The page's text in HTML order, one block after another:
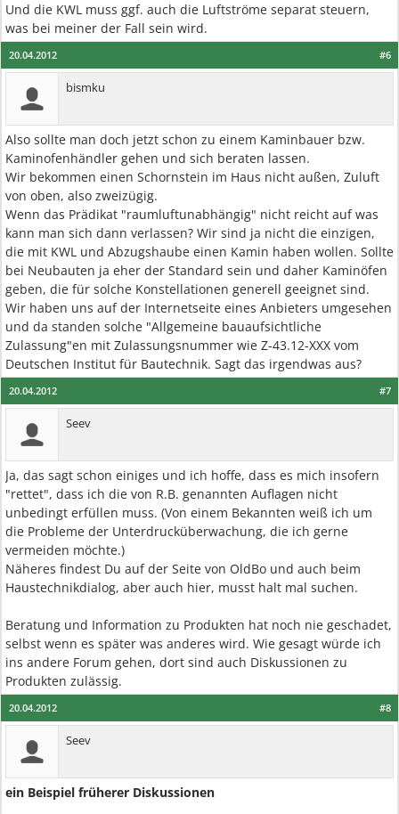
Und die KWL muss ggf. auch die Luftströme separat steuern,
was bei meiner der Fall sein wird.
#6
20.04.2012
bismku
Also sollte man doch jetzt schon zu einem Kaminbauer bzw.
Kaminofenhändler gehen und sich beraten lassen.
Wir bekommen einen Schornstein im Haus nicht außen, Zuluft
von oben, also zweizügig.
Wenn das Prädikat "raumluftunabhängig" nicht reicht auf was
kann man sich dann verlassen? Wir sind ja nicht die einzigen,
die mit KWL und Abzugshaube einen Kamin haben wollen. Sollte
bei Neubauten ja eher der Standard sein und daher Kaminöfen
geben, die für solche Konstellationen generell geeignet sind.
Wir haben uns auf der Internetseite eines Anbieters umgesehen
und da standen solche "Allgemeine bauaufsichtliche
Zulassung"en mit Zulassungsnummer wie Z-43.12-XXX vom
Deutschen Institut für Bautechnik. Sagt das irgendwas aus?
#7
20.04.2012
Seev
Ja, das sagt schon einiges und ich hoffe, dass es mich insofern
"rettet", dass ich die von R.B. genannten Auflagen nicht
unbedingt erfüllen muss. (Von einem Bekannten weiß ich um
die Probleme der Unterdrucküberwachung, die ich gerne
vermeiden möchte.)
Näheres findest Du auf der Seite von OldBo und auch beim
Haustechnikdialog, aber auch hier, musst halt mal suchen.
Beratung und Information zu Produkten hat noch nie geschadet,
selbst wenn es später was anderes wird. Wie gesagt würde ich
ins andere Forum gehen, dort sind auch Diskussionen zu
Produkten zulässig.
#8
20.04.2012
Seev
ein Beispiel früherer Diskussionen